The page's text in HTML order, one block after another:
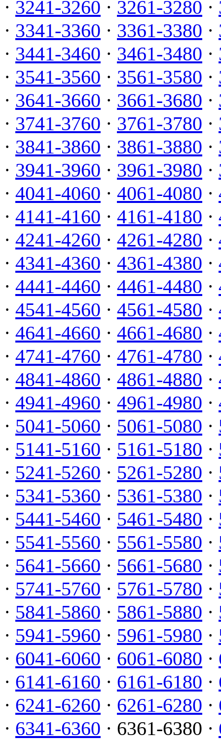
· 3241-3260 · 3261-3280 ·
· 3341-3360 · 3361-3380 ·
· 3441-3460 · 3461-3480 ·
· 3541-3560 · 3561-3580 ·
· 3641-3660 · 3661-3680 ·
· 3741-3760 · 3761-3780 ·
· 3841-3860 · 3861-3880 ·
· 3941-3960 · 3961-3980 ·
· 4041-4060 · 4061-4080 ·
· 4141-4160 · 4161-4180 ·
· 4241-4260 · 4261-4280 ·
· 4341-4360 · 4361-4380 ·
· 4441-4460 · 4461-4480 ·
· 4541-4560 · 4561-4580 ·
· 4641-4660 · 4661-4680 ·
· 4741-4760 · 4761-4780 ·
· 4841-4860 · 4861-4880 ·
· 4941-4960 · 4961-4980 ·
· 5041-5060 · 5061-5080 ·
· 5141-5160 · 5161-5180 ·
· 5241-5260 · 5261-5280 ·
· 5341-5360 · 5361-5380 ·
· 5441-5460 · 5461-5480 ·
· 5541-5560 · 5561-5580 ·
· 5641-5660 · 5661-5680 ·
· 5741-5760 · 5761-5780 ·
· 5841-5860 · 5861-5880 ·
· 5941-5960 · 5961-5980 ·
· 6041-6060 · 6061-6080 ·
· 6141-6160 · 6161-6180 ·
· 6241-6260 · 6261-6280 ·
· 6341-6360 · 6361-6380 ·